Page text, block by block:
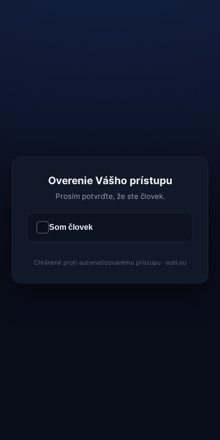
Overenie Vášho prístupu
Prosím potvrďte, že ste človek.
Som človek
Chránené proti automatizovanému prístupu · euhl.eu